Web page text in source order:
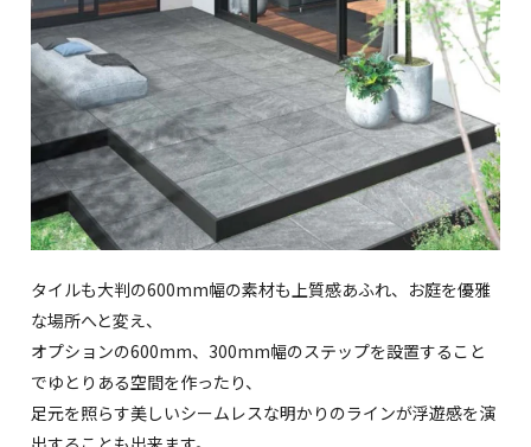
タイルも大判の600mm幅の素材も上質感あふれ、お庭を優雅
な場所へと変え、
オプションの600mm、300mm幅のステップを設置すること
でゆとりある空間を作ったり、
足元を照らす美しいシームレスな明かりのラインが浮遊感を演